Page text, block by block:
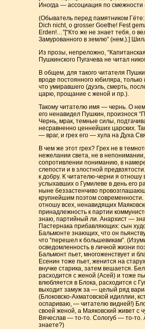
Иногда — ассоциация по смежности
(Обыватель перед памятником Гёте:
Dich nicht, o grosser Goethe! Fest
Erden!…”[“Кто же не знает тебя, о
Замурованного в землю” (нем.).]
Из прозы, непреложно,
Пушкинского Пугачева не читал
В общем, для такого читателя
вроде постоянного юбиляра, только
что умиравшего (дуэль, смерть,
царю, прощание с женой и пр.).
Такому читателю имя — чернь. О нем
его ненавидел Пушкин, произнося
Чернь, мрак, темные силы,
несравненно ценнейших царских.
— враг, и грех его — хула на Духа
В чем же этот грех? Грех не в
нежелании света, не в
сопротивлении пониманию, в
слепости и в злостной
к добру. К читателю-черни я отношу
услыхавших о Гумилеве в день его
ныне беззастенчиво
крупнейшим поэтом современности.
отношу всех, ненавидящих
принадлежность к партии
знаю, партийный ли. Анархист —
Пастернака прибавляющих: сын
Бальмонте знающих, что он
что “перешел к большевикам”.
осведомленность в личной жизни
Бальмонт пьет, многоженствует и
Есенин тоже пьет, женится на
внучке старика, затем вешается.
расходится с женой (Асей) и тоже
влюбляется в Блока, расходится с
выходит замуж за — целый ряд
(Блоковско-Ахматовской идиллии,
оспариваю, — читателю видней!)
своей женой, а Маяковский живет с
Вячеслав — то-то. Сологуб — то-то.
знаете?)